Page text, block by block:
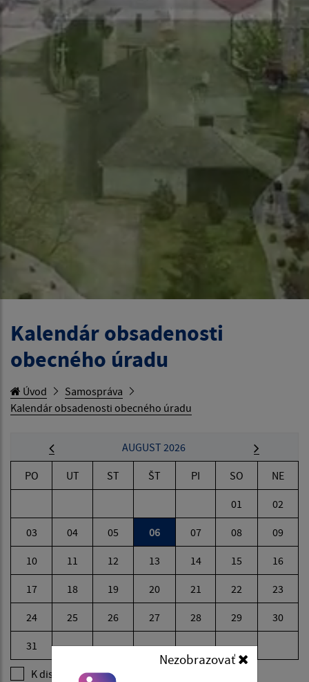
Nezobrazovať
Kalendár obsadenosti
obecného úradu
Úvod
Samospráva
Kalendár obsadenosti obecného úradu
AUGUST 2026
PO UT ST ŠT PI SO NE
01 02
03 04 05 06 07 08 09
10 11 12 13 14 15 16
17 18 19 20 21 22 23
24 25 26 27 28 29 30
31
K dispozícii